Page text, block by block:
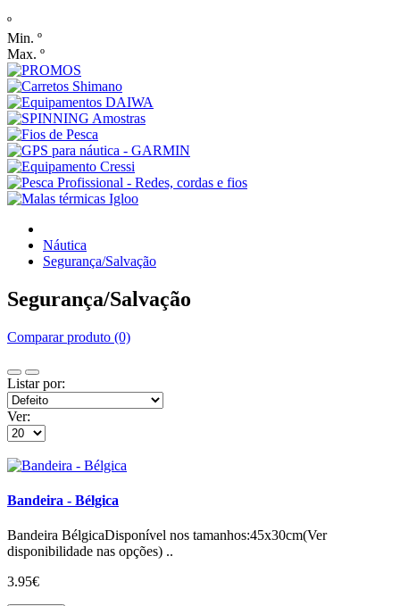
º
Min. º
Max. º
Náutica
Segurança/Salvação
Segurança/Salvação
Comparar produto (0)
Listar por:
Ver:
Bandeira - Bélgica
Bandeira BélgicaDisponível nos tamanhos:45x30cm(Ver
disponibilidade nas opções) ..
3.95€